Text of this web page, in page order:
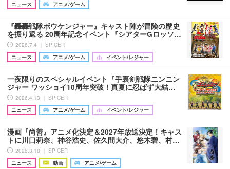
ニュース
アニメ/ゲーム
『轟轟戦隊ボウケンジャー』キャスト陣が冒険の歴史
を振り返る 20周年記念イベント『シアターGロッソ…
2026.7.4 ｜ SPICER
ニュース
アニメ/ゲーム イベント/レジャー
一夜限りのスペシャルイベント『手裏剣戦隊ニンニン
ジャー ワッショイ10周年突破！真夏に忍ばず大結…
2026.4.13 ｜ SPICER
ニュース
アニメ/ゲーム イベント/レジャー
漫画『尚善』アニメ化決定＆2027年放送決定！キャス
トに川口莉奈、神谷浩史、佐久間大介、悠木碧、村…
2026.3.18 ｜ SPICER
ニュース
動画 アニメ/ゲーム